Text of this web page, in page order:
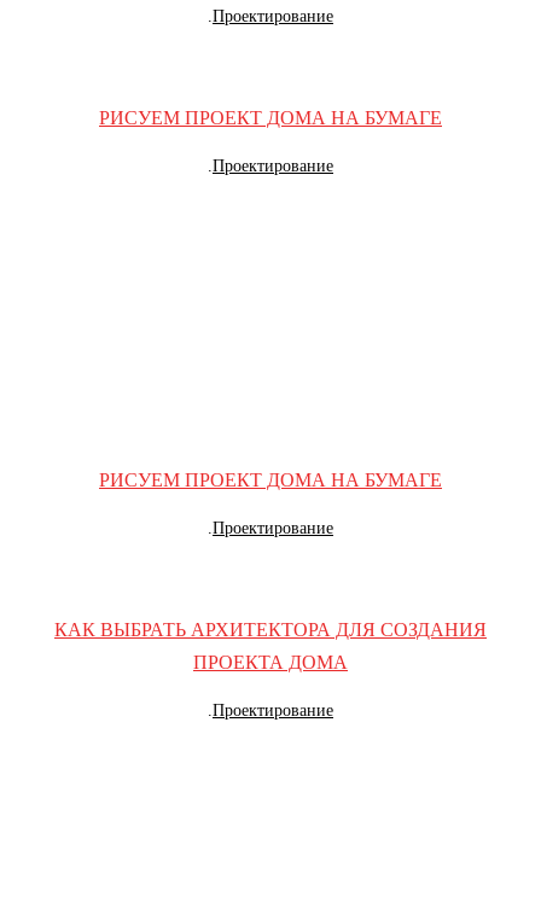
Проектирование
РИСУЕМ ПРОЕКТ ДОМА НА БУМАГЕ
Проектирование
РИСУЕМ ПРОЕКТ ДОМА НА БУМАГЕ
Проектирование
КАК ВЫБРАТЬ АРХИТЕКТОРА ДЛЯ СОЗДАНИЯ
ПРОЕКТА ДОМА
Проектирование